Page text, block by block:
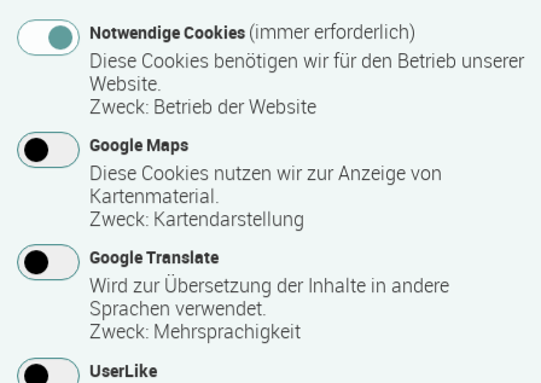
der Bildungstätigkeit in Kirchengemeinden, kirchlichen
Verbänden und Einrichtungen wie auch berufsbegleitende
Angebote für unterschiedliche Zielgruppen.
Die Angebote zu gesellschaftspolitischen, kulturellen und
religiösen Themen sollen bilden und befähigen, um
Gesellschaft und Kirche mitzugestalten. Die Auswahl
gestaltet sich durch aktuelle Anlässe, Gedenktage und
Kontakt
Notwendige Cookies (immer erforderlich)
Diese Cookies benötigen wir für den Betrieb unserer
Website.
Zweck: Betrieb der Website
Google Maps
Diese Cookies nutzen wir zur Anzeige von
Kartenmaterial.
Zweck: Kartendarstellung
Google Translate
Wird zur Übersetzung der Inhalte in andere
Sprachen verwendet.
Zweck: Mehrsprachigkeit
UserLike